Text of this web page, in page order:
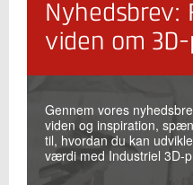
Nyhedsbrev:
viden om
Gennem vores
viden og inspiration,
til, hvordan du kan
værdi med Industriel 3D-